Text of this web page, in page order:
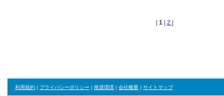
1 2
利用規約 | プライバシーポリシー | 推奨環境 | 会社概要 | サイトマップ